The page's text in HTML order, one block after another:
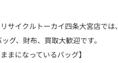
サイクルトーカイ四条大宮店では、
グ、財布、買取大歓迎です。
まになっているバッグ】